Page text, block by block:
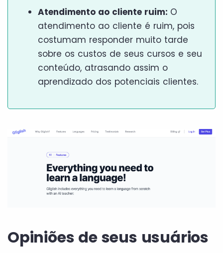
Atendimento ao cliente ruim: O
atendimento ao cliente é ruim, pois
costumam responder muito tarde
sobre os custos de seus cursos e seu
conteúdo, atrasando assim o
aprendizado dos potenciais clientes.
Opiniões de seus usuários